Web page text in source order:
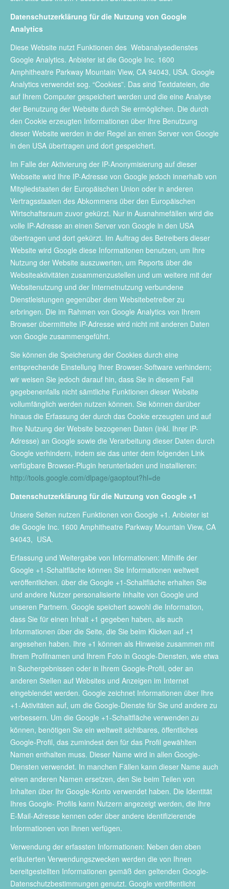
Datenschutzerklärung für die Nutzung von Google
Analytics
Diese Website nutzt Funktionen des Webanalysedienstes
Google Analytics. Anbieter ist die Google Inc. 1600
Amphitheatre Parkway Mountain View, CA 94043, USA. Google
Analytics verwendet sog. “Cookies”. Das sind Textdateien, die
auf Ihrem Computer gespeichert werden und die eine Analyse
der Benutzung der Website durch Sie ermöglichen. Die durch
den Cookie erzeugten Informationen über Ihre Benutzung
dieser Website werden in der Regel an einen Server von Google
in den USA übertragen und dort gespeichert.
Im Falle der Aktivierung der IP-Anonymisierung auf dieser
Webseite wird Ihre IP-Adresse von Google jedoch innerhalb von
Mitgliedstaaten der Europäischen Union oder in anderen
Vertragsstaaten des Abkommens über den Europäischen
Wirtschaftsraum zuvor gekürzt. Nur in Ausnahmefällen wird die
volle IP-Adresse an einen Server von Google in den USA
übertragen und dort gekürzt. Im Auftrag des Betreibers dieser
Website wird Google diese Informationen benutzen, um Ihre
Nutzung der Website auszuwerten, um Reports über die
Websiteaktivitäten zusammenzustellen und um weitere mit der
Websitenutzung und der Internetnutzung verbundene
Dienstleistungen gegenüber dem Websitebetreiber zu
erbringen. Die im Rahmen von Google Analytics von Ihrem
Browser übermittelte IP-Adresse wird nicht mit anderen Daten
von Google zusammengeführt.
Sie können die Speicherung der Cookies durch eine
entsprechende Einstellung Ihrer Browser-Software verhindern;
wir weisen Sie jedoch darauf hin, dass Sie in diesem Fall
gegebenenfalls nicht sämtliche Funktionen dieser Website
vollumfänglich werden nutzen können. Sie können darüber
hinaus die Erfassung der durch das Cookie erzeugten und auf
Ihre Nutzung der Website bezogenen Daten (inkl. Ihrer IP-
Adresse) an Google sowie die Verarbeitung dieser Daten durch
Google verhindern, indem sie das unter dem folgenden Link
verfügbare Browser-Plugin herunterladen und installieren:
http://tools.google.com/dlpage/gaoptout?hl=de
Datenschutzerklärung für die Nutzung von Google +1
Unsere Seiten nutzen Funktionen von Google +1. Anbieter ist
die Google Inc. 1600 Amphitheatre Parkway Mountain View, CA
94043, USA.
Erfassung und Weitergabe von Informationen: Mithilfe der
Google +1-Schaltfläche können Sie Informationen weltweit
veröffentlichen. über die Google +1-Schaltfläche erhalten Sie
und andere Nutzer personalisierte Inhalte von Google und
unseren Partnern. Google speichert sowohl die Information,
dass Sie für einen Inhalt +1 gegeben haben, als auch
Informationen über die Seite, die Sie beim Klicken auf +1
angesehen haben. Ihre +1 können als Hinweise zusammen mit
Ihrem Profilnamen und Ihrem Foto in Google-Diensten, wie etwa
in Suchergebnissen oder in Ihrem Google-Profil, oder an
anderen Stellen auf Websites und Anzeigen im Internet
eingeblendet werden. Google zeichnet Informationen über Ihre
+1-Aktivitäten auf, um die Google-Dienste für Sie und andere zu
verbessern. Um die Google +1-Schaltfläche verwenden zu
können, benötigen Sie ein weltweit sichtbares, öffentliches
Google-Profil, das zumindest den für das Profil gewählten
Namen enthalten muss. Dieser Name wird in allen Google-
Diensten verwendet. In manchen Fällen kann dieser Name auch
einen anderen Namen ersetzen, den Sie beim Teilen von
Inhalten über Ihr Google-Konto verwendet haben. Die Identität
Ihres Google- Profils kann Nutzern angezeigt werden, die Ihre
E-Mail-Adresse kennen oder über andere identifizierende
Informationen von Ihnen verfügen.
Verwendung der erfassten Informationen: Neben den oben
erläuterten Verwendungszwecken werden die von Ihnen
bereitgestellten Informationen gemäß den geltenden Google-
Datenschutzbestimmungen genutzt. Google veröffentlicht